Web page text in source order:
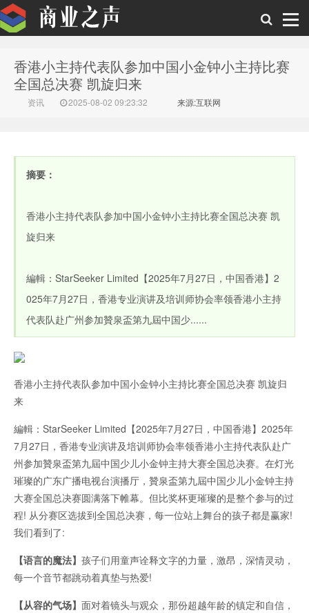
商业之声
香港小主持代表队参加中国小金钟小主持比赛
全国总决赛 凯旋归来
资讯 2025-08-02 09:23:32 来源:互联网
摘要：
香港小主持代表队参加中国小金钟小主持比赛全国总决赛 凯
旋归来
編輯：StarSeeker Limited【2025年7月27日，中国香港】2
025年7月27日，香港专业演讲及培训师协会率领香港小主持
代表队赴广州参加贊泉盃第九屆中国少......
香港小主持代表队参加中国小金钟小主持比赛全国总决赛 凯旋归
来
編輯：StarSeeker Limited【2025年7月27日，中国香港】2025年
7月27日，香港专业演讲及培训师协会率领香港小主持代表队赴广
州参加贊泉盃第九屆中国少儿小金钟主持大赛全国总决赛。在灯光
璀璨的广东广播电视台演播厅，贊泉盃第九屆中国少儿小金钟主持
大赛全国总决赛圆满落下帷幕。但比奖杯更璀璨的是整个参与的过
程! 从分赛区选拔到全国总决赛，每一位站上舞台的孩子都是赢家!
我们看到了:
【语言的魔法】 孩子们用童声诠释文字的力量，激昂，深情灵动，
每一个音节都跳动着真垫与热爱!
【从容的气场】 面对着镜头与观众，那份超越年龄的镇定和自信，